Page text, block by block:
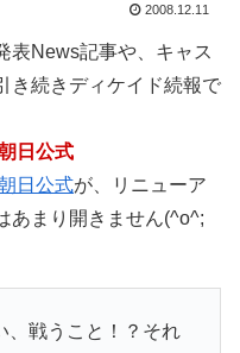
2008.12.11
表News記事や、キャス
き続きディケイド続報で
日公式
日公式が、リニューア
あまり開きません(^o^;
、戦うこと！？それ